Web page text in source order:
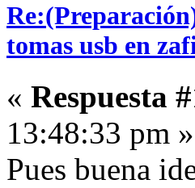
tomas usb en
« Respuesta
13:48:33 pm »
Pues buena